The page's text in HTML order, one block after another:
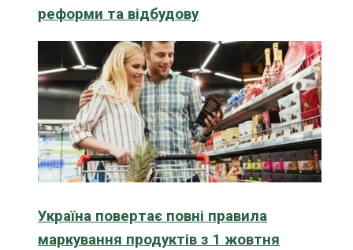
реформи та відбудову
Україна повертає повні правила
маркування продуктів з 1 жовтня